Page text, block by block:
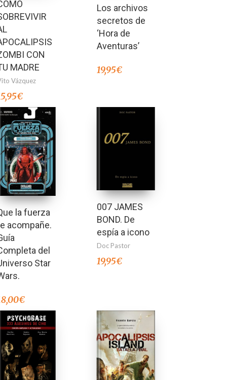
CON
MADRE
Vázquez
€
5.00
de 5
Los archivos
secretos de
‘Hora de
Aventuras’
19,95€
la fuerza
acompañe.
del
Star
€
007 JAMES
BOND. De
espía a icono
Doc Pastor
19,95€